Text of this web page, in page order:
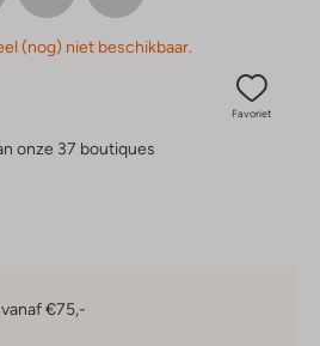
(nog) niet beschikbaar.
Favoriet
onze 37 boutiques
vanaf €75,-